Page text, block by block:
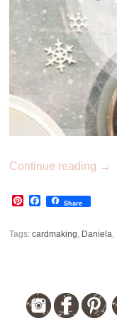
Continue reading →
Pinterest
Facebook
Share
Tags:cardmaking, Daniela,